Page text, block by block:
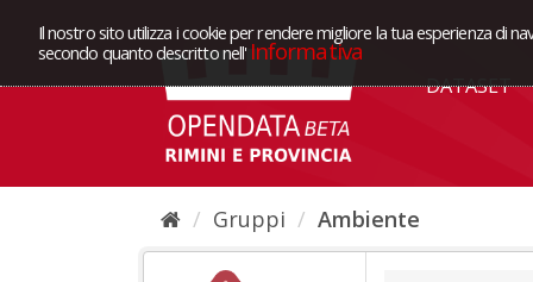
Il nostro sito utilizza i cookie per rendere migliore la tua esperienza di
secondo quanto descritto nell' Informativa
DATASET
Gruppi Ambiente